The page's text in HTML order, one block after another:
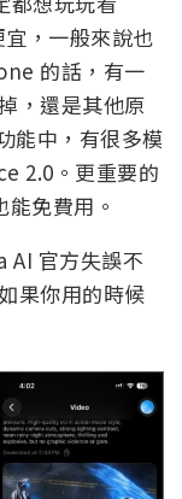
，一般來說也
的話，有一
，還是其他原
能中，有很多模
2.0。更重要的
免費用。
AI 官方失誤不
果你用的時候